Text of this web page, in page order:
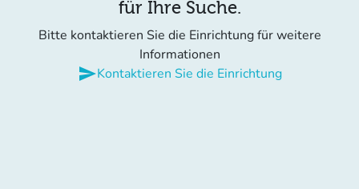
für Ihre Suche.
Bitte kontaktieren Sie die Einrichtung für weitere
Informationen
sendKontaktieren Sie die Einrichtung